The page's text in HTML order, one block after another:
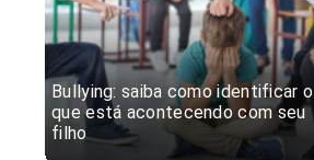
Bullying: saiba como identificar o
que está acontecendo com seu
filho